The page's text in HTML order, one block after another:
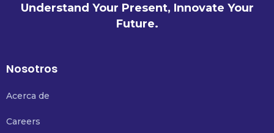
Understand Your Present, Innovate Your
Future.
Nosotros
Acerca de
Careers